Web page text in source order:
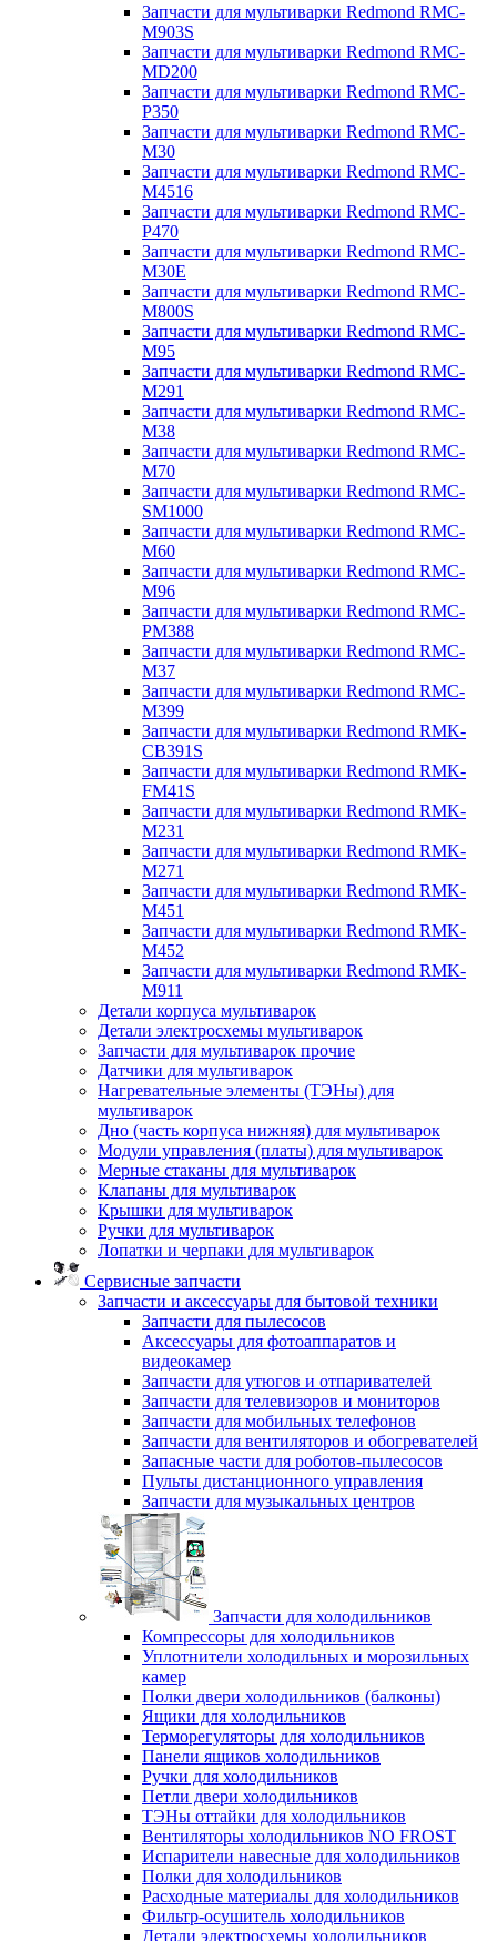
Запчасти для мультиварки Redmond RMC-
M903S
Запчасти для мультиварки Redmond RMC-
MD200
Запчасти для мультиварки Redmond RMC-
P350
Запчасти для мультиварки Redmond RMC-
M30
Запчасти для мультиварки Redmond RMC-
M4516
Запчасти для мультиварки Redmond RMC-
P470
Запчасти для мультиварки Redmond RMC-
M30E
Запчасти для мультиварки Redmond RMC-
M800S
Запчасти для мультиварки Redmond RMC-
M95
Запчасти для мультиварки Redmond RMC-
M291
Запчасти для мультиварки Redmond RMC-
M38
Запчасти для мультиварки Redmond RMC-
M70
Запчасти для мультиварки Redmond RMC-
SM1000
Запчасти для мультиварки Redmond RMC-
M60
Запчасти для мультиварки Redmond RMC-
M96
Запчасти для мультиварки Redmond RMC-
PM388
Запчасти для мультиварки Redmond RMC-
M37
Запчасти для мультиварки Redmond RMC-
M399
Запчасти для мультиварки Redmond RMK-
CB391S
Запчасти для мультиварки Redmond RMK-
FM41S
Запчасти для мультиварки Redmond RMK-
M231
Запчасти для мультиварки Redmond RMK-
M271
Запчасти для мультиварки Redmond RMK-
M451
Запчасти для мультиварки Redmond RMK-
M452
Запчасти для мультиварки Redmond RMK-
M911
Детали корпуса мультиварок
Детали электросхемы мультиварок
Запчасти для мультиварок прочие
Датчики для мультиварок
Нагревательные элементы (ТЭНы) для
мультиварок
Дно (часть корпуса нижняя) для мультиварок
Модули управления (платы) для мультиварок
Мерные стаканы для мультиварок
Клапаны для мультиварок
Крышки для мультиварок
Ручки для мультиварок
Лопатки и черпаки для мультиварок
Сервисные запчасти
Запчасти и аксессуары для бытовой техники
Запчасти для пылесосов
Аксессуары для фотоаппаратов и
видеокамер
Запчасти для утюгов и отпаривателей
Запчасти для телевизоров и мониторов
Запчасти для мобильных телефонов
Запчасти для вентиляторов и обогревателей
Запасные части для роботов-пылесосов
Пульты дистанционного управления
Запчасти для музыкальных центров
Запчасти для холодильников
Компрессоры для холодильников
Уплотнители холодильных и морозильных
камер
Полки двери холодильников (балконы)
Ящики для холодильников
Терморегуляторы для холодильников
Панели ящиков холодильников
Ручки для холодильников
Петли двери холодильников
ТЭНы оттайки для холодильников
Вентиляторы холодильников NO FROST
Испарители навесные для холодильников
Полки для холодильников
Расходные материалы для холодильников
Фильтр-осушитель холодильников
Детали электросхемы холодильников